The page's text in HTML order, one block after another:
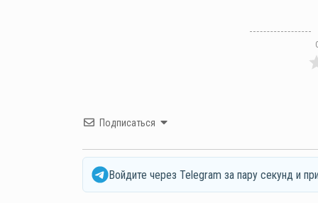
Подписаться
Войдите через Telegram за пару секунд и